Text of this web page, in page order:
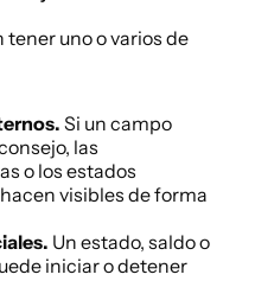
tener uno o varios de
Si un campo
las
o los estados
visibles de forma
Un estado, saldo o
iniciar o detener